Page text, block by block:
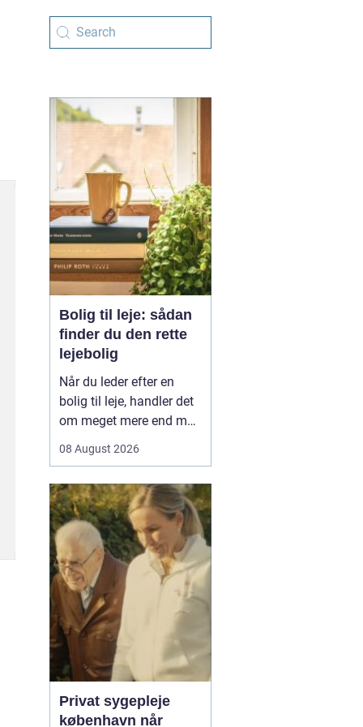
Bolig til leje: sådan
finder du den rette
lejebolig
Når du leder efter en
bolig til leje, handler det
om meget mere end m
udkig efter et sted, hvor
økonomien hænger
sammen, og hvor du kan
trives på længere sigt.
Uanset ...
08 August 2026
Privat sygepleje
københavn når